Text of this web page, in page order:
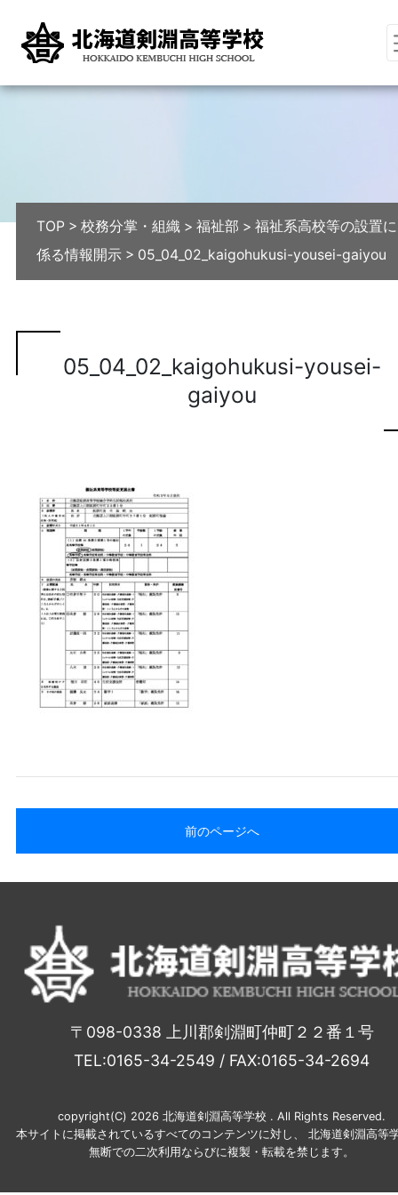
TOP >校務分掌・組織 >福祉部 >福祉系高校等の設置に
係る情報開示 > 05_04_02_kaigohukusi-yousei-gaiyou
05_04_02_kaigohukusi-yousei-
gaiyou
前のページへ
〒098-0338 上川郡剣淵町仲町２２番１号
TEL:0165-34-2549 / FAX:0165-34-2694
copyright(C) 2026 北海道剣淵高等学校 . All Rights Reserved.
本サイトに掲載されているすべてのコンテンツに対し、 北海道剣淵高等
無断での二次利用ならびに複製・転載を禁じます。